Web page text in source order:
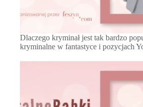
Dlaczego kryminał jest tak bardzo
kryminalne w fantastyce i pozycjach